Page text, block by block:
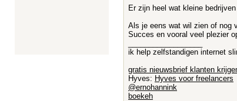
Er zijn heel wat kleine
Als je eens wat wil zien of nog
Succes en vooral veel plezier
ik help zelfstandigen internet
gratis nieuwsbrief klanten
Hyves: Hyves voor freelancers
@ernohannink
boekeh